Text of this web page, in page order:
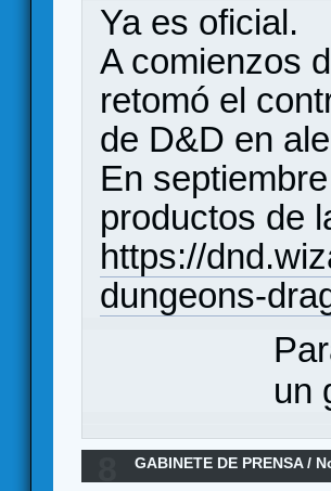
Ya es oficial.
A comienzos
retomó el
de D&D en
En
productos de
https://
dungeons-
un
GABINETE DE PRENSA/